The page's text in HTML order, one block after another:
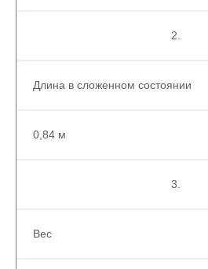
2.
Длина в сложенном состоянии
0,84 м
3.
Вес